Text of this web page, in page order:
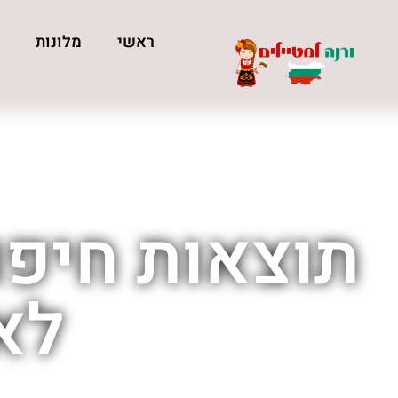
ראשי מלונות
תוצאות